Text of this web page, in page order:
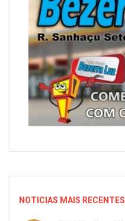
NOTICIAS MAIS RECENTES